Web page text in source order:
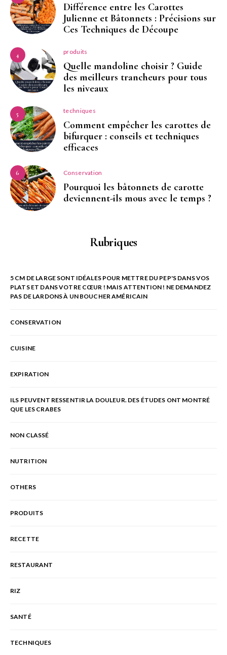
Différence entre les Carottes
Julienne et Bâtonnets : Précisions sur
Ces Techniques de Découpe
4 produits
Quelle mandoline choisir ? Guide
des meilleurs trancheurs pour tous
les niveaux
5 techniques
Comment empêcher les carottes de
bifurquer : conseils et techniques
efficaces
6 Conservation
Pourquoi les bâtonnets de carotte
deviennent-ils mous avec le temps ?
Rubriques
5 CM DE LARGE SONT IDÉALES POUR METTRE DU PEP'S DANS VOS
PLATS ET DANS VOTRE CŒUR ! MAIS ATTENTION ! NE DEMANDEZ
PAS DE LARDONS À UN BOUCHER AMÉRICAIN
CONSERVATION
CUISINE
EXPIRATION
ILS PEUVENT RESSENTIR LA DOULEUR. DES ÉTUDES ONT MONTRÉ
QUE LES CRABES
NON CLASSÉ
NUTRITION
OTHERS
PRODUITS
RECETTE
RESTAURANT
RIZ
SANTÉ
TECHNIQUES